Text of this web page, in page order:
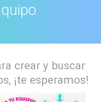
crear y buscar
¡te esperamos!